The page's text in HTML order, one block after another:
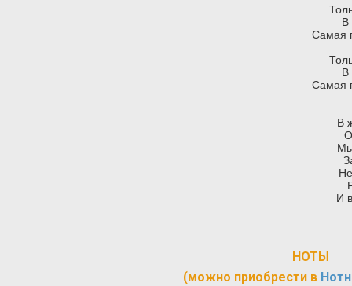
В
Самая
В
Самая
В
И
НОТЫ
(можно приобрести в